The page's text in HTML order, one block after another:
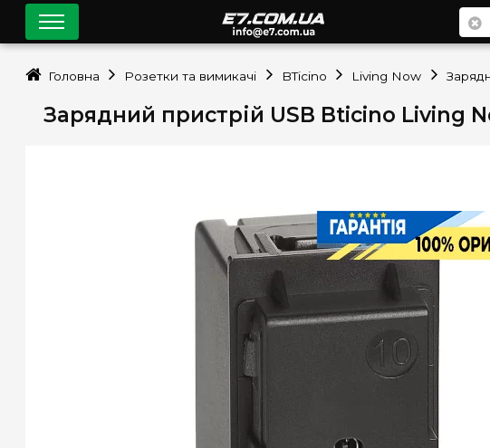
Зарядний пристрій USB Bticino Living
Головна Розетки та вимикачі BTicino Living Now